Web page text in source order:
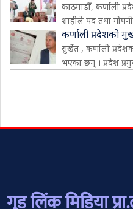
काठमाडौँ, कर्णाली
शाहीले पद तथा
कर्णाली प्रदेशको
सुर्खेत , कर्णाली
भएका छन् । प्रदेश
गुड लिंक मिडिया